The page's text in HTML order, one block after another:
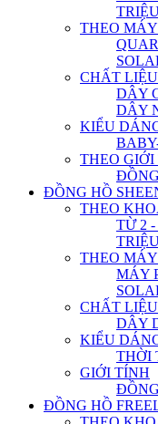
THEO MÁY
CHẤT
DÂY
DÂY
KIỂU
THEO GIỚI
ĐỒNG HỒ
THEO
TỪ 2
THEO MÁY
MÁY
CHẤT
DÂY
KIỂU
THỜI
GIỚI TÍNH
ĐỒNG HỒ